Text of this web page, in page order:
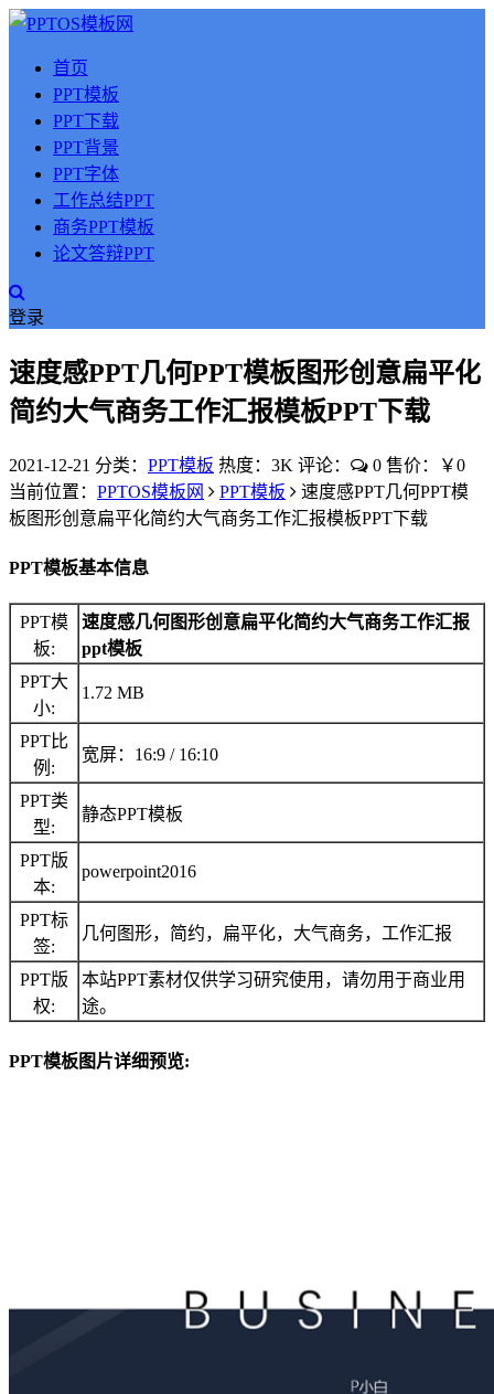
首页
PPT模板
PPT下载
PPT背景
PPT字体
工作总结PPT
商务PPT模板
论文答辩PPT
登录
速度感PPT几何PPT模板图形创意扁平化
简约大气商务工作汇报模板PPT下载
2021-12-21 分类： PPT模板 热度：3K 评论： 0 售价：￥0
当前位置： PPTOS模板网 PPT模板
速度感PPT几何PPT模
板图形创意扁平化简约大气商务工作汇报模板PPT下载
PPT模板基本信息
PPT模
板:
速度感几何图形创意扁平化简约大气商务工作汇报
ppt模板
PPT大
小:
1.72 MB
PPT比
例:
宽屏：16:9 / 16:10
PPT类
型:
静态PPT模板
PPT版
本:
powerpoint2016
PPT标
签:
几何图形，简约，扁平化，大气商务，工作汇报
PPT版
权:
本站PPT素材仅供学习研究使用，请勿用于商业用
途。
PPT模板图片详细预览: